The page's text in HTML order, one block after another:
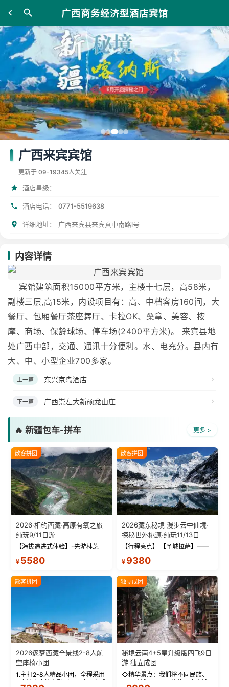
广西商务经济型酒店宾馆
广西来宾宾馆
更新于 09-19345人关注
酒店星级：
酒店电话： 0771-5519638
详细地址： 广西来宾县来宾真中南路l号
内容详情
宾馆建筑面积15000平方米，主楼十七层，高58米，
副楼三层,高15米，内设项目有：高、中档客房160间，大
餐厅、包厢餐厅茶座舞厅、卡拉OK、桑拿、美容、按
摩、商场、保龄球场、停车场(2400平方米)。 来宾县地
处广西中部，交通、通讯十分便利。水、电充分。县内有
大、中、小型企业700多家。
上一篇 东兴京岛酒店
下一篇 广西崇左大新硕龙山庄
🔥 新疆包车-拼车 更多 >
散客拼团
2026·相约西藏·高原有氧之旅
纯玩9/11日游
【海拔递进式体验】-先游林芝
测 99%游客零高反 。 【贴心保
反根本不是事儿 ！ 【无人机航
拍】-雪山/圣湖/...
¥ 5580
散客拼团
2026藏东秘境 漫步云中仙境·
探秘世外桃源·纯玩11/13日
【行程亮点】 【圣城拉萨】——
萨，感受这座城与生俱来的与众
城堡寺院于一体的宏伟建筑，是
西藏最完整的古代...
¥ 9380
散客拼团
2026逐梦西藏全景线2-8人航
空座椅小团
1.主打2-8人精品小团，全程采用
9座航空座椅车型（360度环抱式
独立成团
秘境云南4+5星升级版四飞9日
游 独立成团
◇精华景点：我们将不同民族、
不同地域、不同风格的三座古城